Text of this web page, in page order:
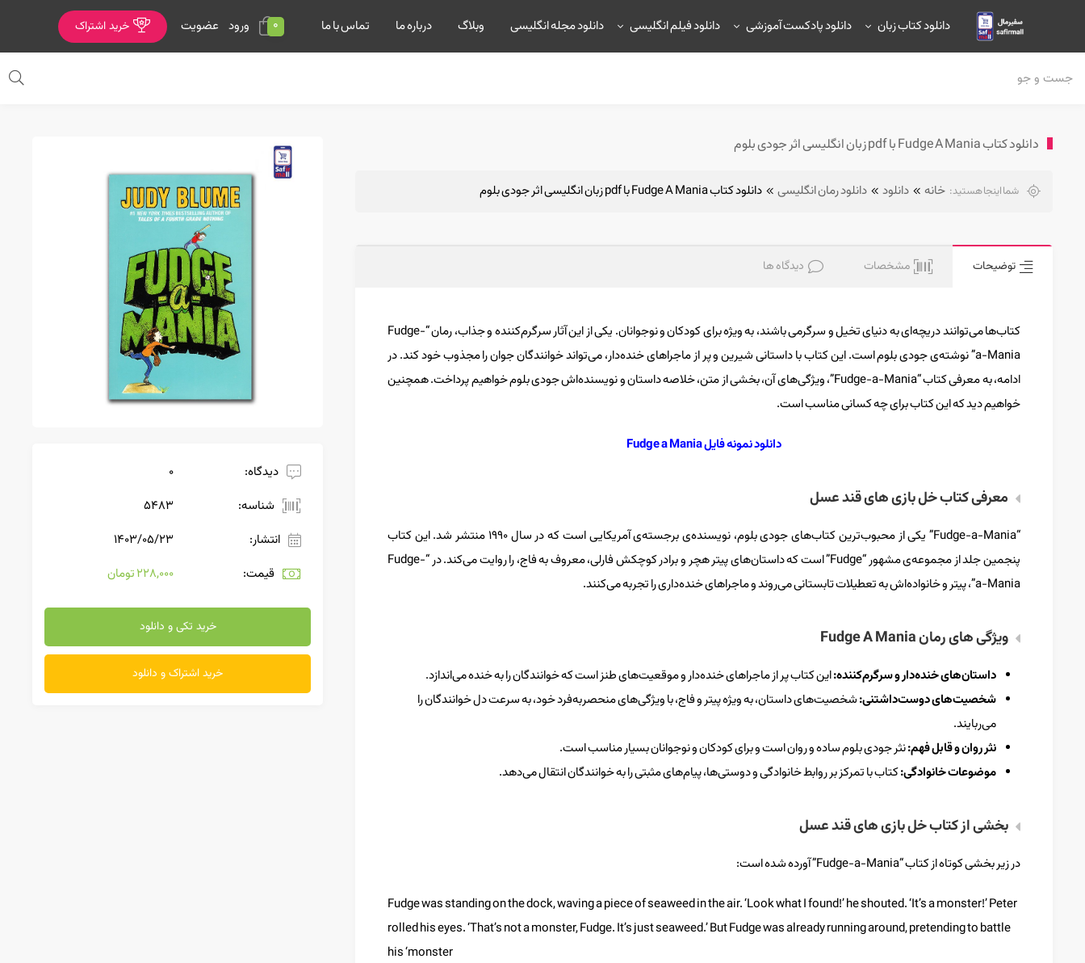
دانلود کتاب زبان دانلود پادکست آموزشی دانلود فیلم انگلیسی دانلود مجله انگلیسی وبلاگ درباره ما تماس با ما 0 ورود عضویت خرید اشتراک
دانلود کتاب Fudge A Mania با pdf زبان انگلیسی اثر جودی بلوم
شما اینجا هستید: خانه دانلود دانلود رمان انگلیسی دانلود کتاب Fudge A Mania با pdf زبان انگلیسی اثر جودی بلوم
توضیحات مشخصات دیدگاه ها
کتاب‌ها می‌توانند دریچه‌ای به دنیای تخیل و سرگرمی باشند، به ویژه برای کودکان و نوجوانان. یکی از این آثار سرگرم‌کننده و جذاب، رمان “Fudge-
a-Mania” نوشته‌ی جودی بلوم است. این کتاب با داستانی شیرین و پر از ماجراهای خنده‌دار، می‌تواند خوانندگان جوان را مجذوب خود کند. در
ادامه، به معرفی کتاب “Fudge-a-Mania”، ویژگی‌های آن، بخشی از متن، خلاصه داستان و نویسنده‌اش جودی بلوم خواهیم پرداخت. همچنین
خواهیم دید که این کتاب برای چه کسانی مناسب است.
دانلود نمونه فایل Fudge a Mania
معرفی کتاب خل بازی های قند عسل
“Fudge-a-Mania” یکی از محبوب‌ترین کتاب‌های جودی بلوم، نویسنده‌ی برجسته‌ی آمریکایی است که در سال ۱۹۹۰ منتشر شد. این کتاب
پنجمین جلد از مجموعه‌ی مشهور “Fudge” است که داستان‌های پیتر هچر و برادر کوچکش فارلی، معروف به فاج، را روایت می‌کند. در “Fudge-
a-Mania”، پیتر و خانواده‌اش به تعطیلات تابستانی می‌روند و ماجراهای خنده‌داری را تجربه می‌کنند.
ویژگی های رمان Fudge A Mania
داستان‌های خنده‌دار و سرگرم‌کننده:این کتاب پر از ماجراهای خنده‌دار و موقعیت‌های طنز است که خوانندگان را به خنده می‌اندازد.
شخصیت‌های دوست‌داشتنی:شخصیت‌های داستان، به ویژه پیتر و فاج، با ویژگی‌های منحصربه‌فرد خود، به سرعت دل خوانندگان را
می‌ربایند.
نثر روان و قابل فهم:نثر جودی بلوم ساده و روان است و برای کودکان و نوجوانان بسیار مناسب است.
موضوعات خانوادگی:کتاب با تمرکز بر روابط خانوادگی و دوستی‌ها، پیام‌های مثبتی را به خوانندگان انتقال می‌دهد.
بخشی از کتاب خل بازی های قند عسل
در زیر بخشی کوتاه از کتاب “Fudge-a-Mania” آورده شده است:
Fudge was standing on the dock, waving a piece of seaweed in the air. ‘Look what I found!’ he shouted. ‘It’s a monster!’ Peter
rolled his eyes. ‘That’s not a monster, Fudge. It’s just seaweed.’ But Fudge was already running around, pretending to battle
his ‘monster
دیدگاه:
0
شناسه:
5483
انتشار:
۱۴۰۳/۰۵/۲۳
قیمت:
228,000 تومان
خرید تکی و دانلود
خرید اشتراک و دانلود